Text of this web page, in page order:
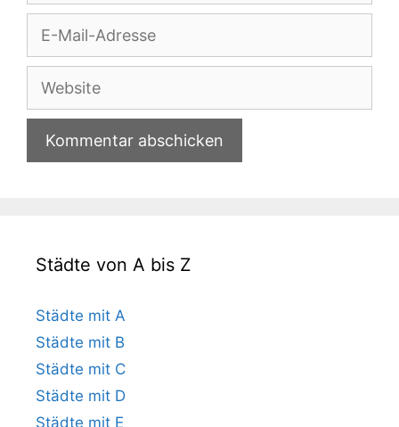
Adresse
Website
Städte von A bis Z
Städte mit A
Städte mit B
Städte mit C
Städte mit D
Städte mit E